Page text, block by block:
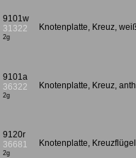
9101w
31322
2g
Knotenplatte, Kreuz,
9101a
36322
2g
Knotenplatte, Kreuz,
9120r
36681
2g
Knotenplatte,